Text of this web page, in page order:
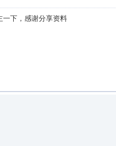
一下，感谢分享资料